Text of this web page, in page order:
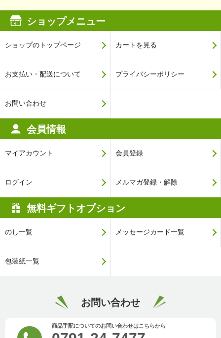
ショップメニュー
ショップのトップページ カートを見る
お支払い・配送について プライバシーポリシー
お問い合わせ
会員情報
マイアカウント 会員登録
ログイン メルマガ登録・解除
無料ギフトオプション
のし一覧 メッセージカード一覧
包装紙一覧
お問い合わせ
商品手配についてのお問い合わせはこちらから